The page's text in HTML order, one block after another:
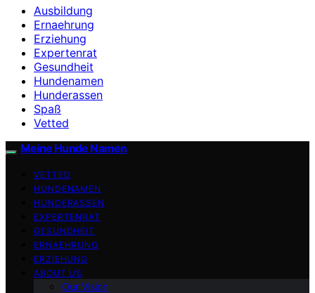
Ausbildung
Ernaehrung
Erziehung
Expertenrat
Gesundheit
Hundenamen
Hunderassen
Spaß
Vetted
Meine Hunde Namen
VETTED
HUNDENAMEN
HUNDERASSEN
EXPERTENRAT
GESUNDHEIT
ERNAEHRUNG
ERZIEHUNG
ABOUT US
Our Vision